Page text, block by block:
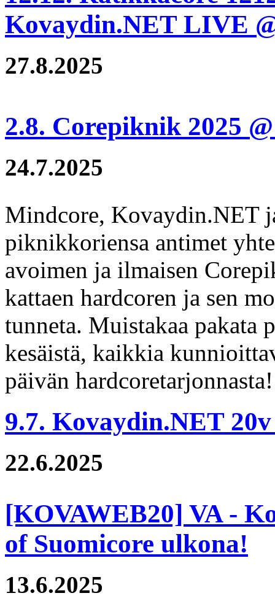
Kovaydin.NET LIVE
27.8.2025
2.8. Corepiknik 2025
24.7.2025
Mindcore, Kovaydin.NET
piknikkoriensa antimet
avoimen ja ilmaisen
kattaen hardcoren ja sen
tunneta. Muistakaa pakata
kesäistä, kaikkia
päivän hardcoretarjonnasta!
9.7. Kovaydin.NET
22.6.2025
[KOVAWEB20] VA -
of Suomicore ulkona!
13.6.2025